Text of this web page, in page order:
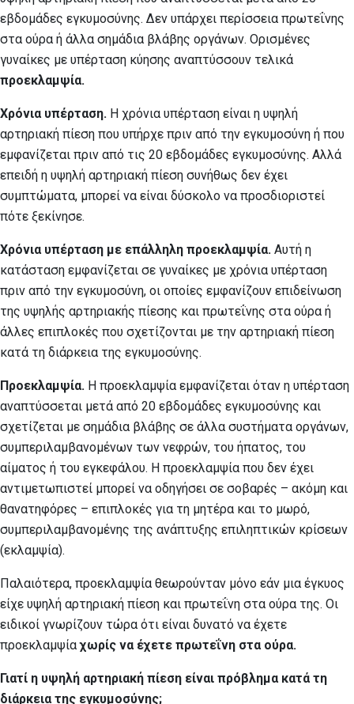
εβδομάδες εγκυμοσύνης. Δεν υπάρχει περίσσεια πρωτεΐνης
στα ούρα ή άλλα σημάδια βλάβης οργάνων. Ορισμένες
γυναίκες με υπέρταση κύησης αναπτύσσουν τελικά
προεκλαμψία.
Χρόνια υπέρταση. Η χρόνια υπέρταση είναι η υψηλή
αρτηριακή πίεση που υπήρχε πριν από την εγκυμοσύνη ή που
εμφανίζεται πριν από τις 20 εβδομάδες εγκυμοσύνης. Αλλά
επειδή η υψηλή αρτηριακή πίεση συνήθως δεν έχει
συμπτώματα, μπορεί να είναι δύσκολο να προσδιοριστεί
πότε ξεκίνησε.
Χρόνια υπέρταση με επάλληλη προεκλαμψία. Αυτή η
κατάσταση εμφανίζεται σε γυναίκες με χρόνια υπέρταση
πριν από την εγκυμοσύνη, οι οποίες εμφανίζουν επιδείνωση
της υψηλής αρτηριακής πίεσης και πρωτεΐνης στα ούρα ή
άλλες επιπλοκές που σχετίζονται με την αρτηριακή πίεση
κατά τη διάρκεια της εγκυμοσύνης.
Προεκλαμψία. Η προεκλαμψία εμφανίζεται όταν η υπέρταση
αναπτύσσεται μετά από 20 εβδομάδες εγκυμοσύνης και
σχετίζεται με σημάδια βλάβης σε άλλα συστήματα οργάνων,
συμπεριλαμβανομένων των νεφρών, του ήπατος, του
αίματος ή του εγκεφάλου. Η προεκλαμψία που δεν έχει
αντιμετωπιστεί μπορεί να οδηγήσει σε σοβαρές – ακόμη και
θανατηφόρες – επιπλοκές για τη μητέρα και το μωρό,
συμπεριλαμβανομένης της ανάπτυξης επιληπτικών κρίσεων
(εκλαμψία).
Παλαιότερα, προεκλαμψία θεωρούνταν μόνο εάν μια έγκυος
είχε υψηλή αρτηριακή πίεση και πρωτεΐνη στα ούρα της. Οι
ειδικοί γνωρίζουν τώρα ότι είναι δυνατό να έχετε
προεκλαμψίαχωρίς να έχετε πρωτεΐνη στα ούρα.
Γιατί η υψηλή αρτηριακή πίεση είναι πρόβλημα κατά τη
διάρκεια της εγκυμοσύνης;